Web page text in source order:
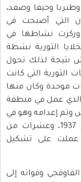
وحيفا وصفد،
التي أصبحت في
وركزت نشاطها في
الثورية نشطة
نتيجة لذلك تحول
الثورية التي كانت
موحدة وكان منها
عمل في منطقة
وتم إعدامه وهو في
الخامسة والسبعين من العمر عام 1937، وعشرات من
عملت على تشكيل
وقواته إلى